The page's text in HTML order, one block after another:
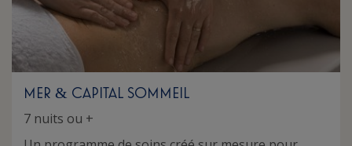
MER & CAPITAL SOMMEIL
7 nuits ou +